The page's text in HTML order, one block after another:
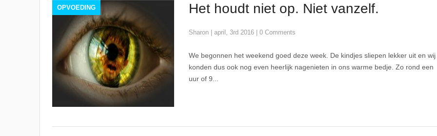
OPVOEDING Het houdt niet op. Niet vanzelf.
Sharon april, 3rd 2016 0 Comments
We begonnen het weekend goed deze week. De kindjes sliepen lekker uit en wij
konden dus ook nog even heerlijk nagenieten in ons warme bedje. Zo rond een
uur of 9...